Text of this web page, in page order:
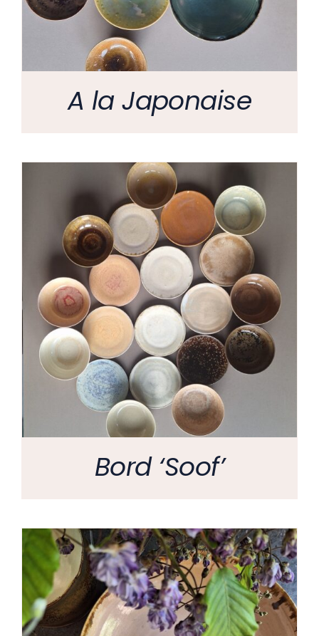
A la Japonaise
Bord ‘Soof’